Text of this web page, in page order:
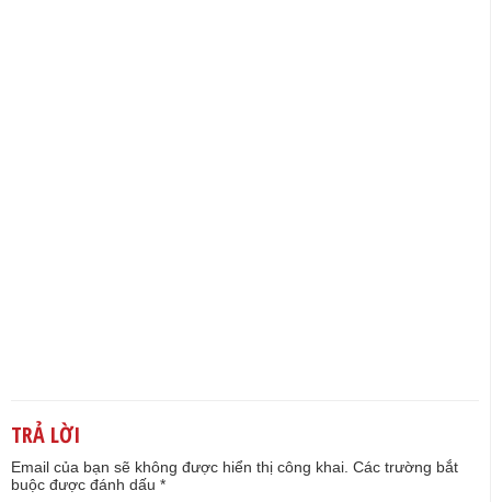
TRẢ LỜI
Email của bạn sẽ không được hiển thị công khai. Các trường bắt
buộc được đánh dấu *